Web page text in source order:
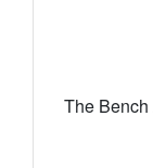
The